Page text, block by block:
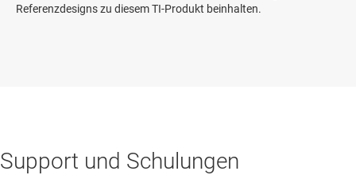
Referenzdesigns zu diesem TI-Produkt beinhalten.
Support und Schulungen